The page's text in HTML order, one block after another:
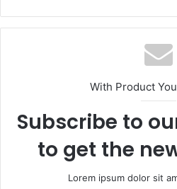
With Product
Subscribe to
to get the
Lorem ipsum dolor sit